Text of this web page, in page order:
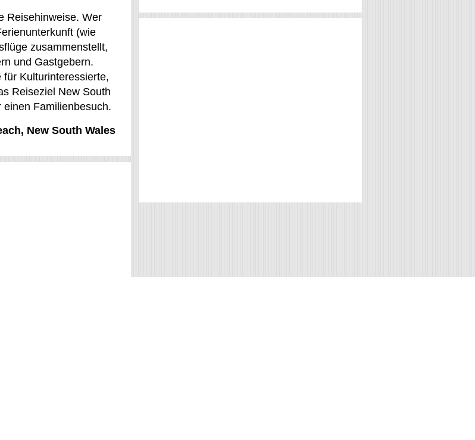
Reisehinweise. Wer
(wie
zusammenstellt,
und Gastgebern.
Kulturinteressierte,
Reiseziel New South
Familienbesuch.
New South Wales